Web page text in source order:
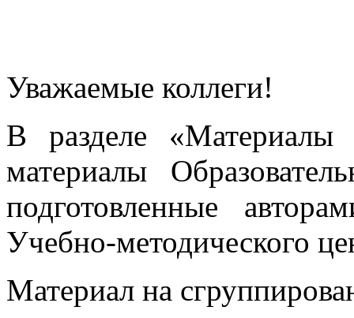
Уважаемые коллеги!
В разделе «Материалы
материалы
подготовленные
Учебно-методического
Материал на